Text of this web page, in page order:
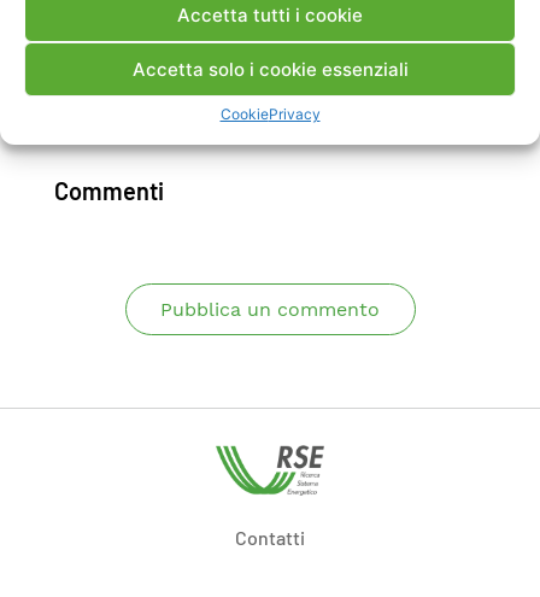
Accetta tutti i cookie
Accetta solo i cookie essenziali
CookiePrivacy
ottenuti dovrebbero essere verificati mediante
prove su un impianto reale.
Scarica Rapporto
Commenti
Pubblica un commento
Contatti